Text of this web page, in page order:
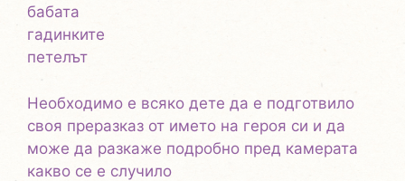
бабата
гадинките
петелът
Необходимо е всяко дете да е подготвило
своя преразказ от името на героя си и да
може да разкаже подробно пред камерата
какво се е случило